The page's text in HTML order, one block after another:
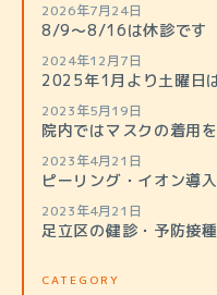
8/9～8/16は休診です
2026年7月24日
2025年1月より土曜日
2024年12月7日
院内ではマスクの着用
2023年5月19日
ピーリング・イオン導
2023年4月21日
足立区の健診・予防接種
2023年4月21日
CATEGORY